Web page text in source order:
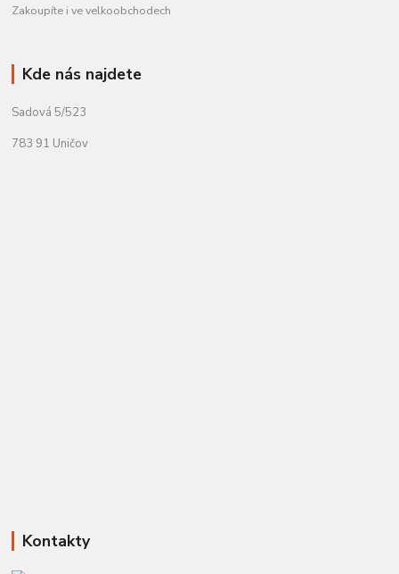
Zakoupíte i ve velkoobchodech
Kde nás najdete
Sadová 5/523
783 91 Uničov
Kontakty